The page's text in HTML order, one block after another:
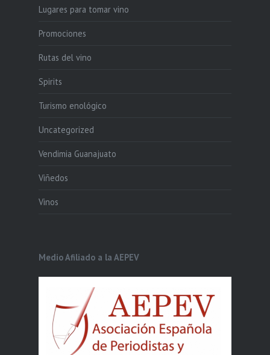
Lugares para tomar vino
Promociones
Rutas del vino
Spirits
Turismo enológico
Uncategorized
Vendimia Guanajuato
Viñedos
Vinos
Medio Afiliado a la AEPEV